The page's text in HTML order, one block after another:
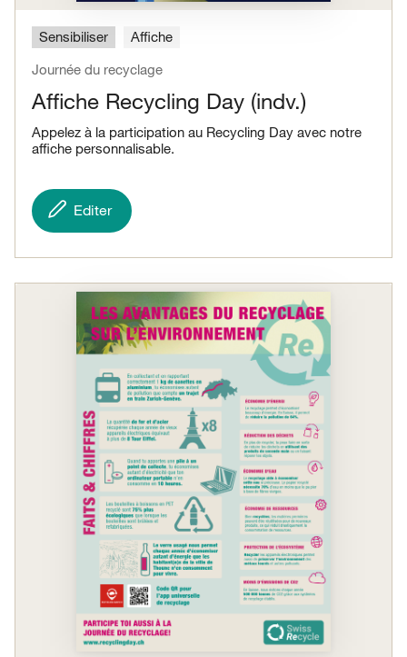
Sensibiliser
Affiche
Journée du recyclage
Affiche Recycling Day (indv.)
Appelez à la participation au Recycling Day avec notre
affiche personnalisable.
Editer